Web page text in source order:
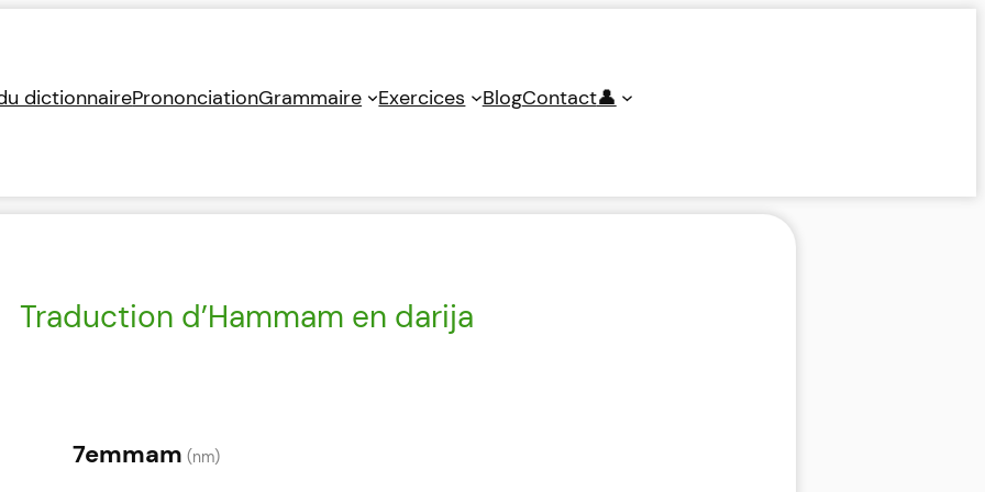
dictionnairePrononciationGrammaire Exercices BlogContact👤
Traduction d’Hammam en darija
7emmam (nm)